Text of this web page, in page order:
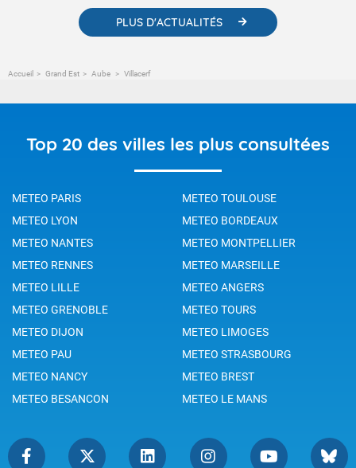
PLUS D'ACTUALITÉS
Accueil Grand Est Aube Villacerf
Top 20 des villes les plus consultées
METEO PARIS
METEO TOULOUSE
METEO LYON
METEO BORDEAUX
METEO NANTES
METEO MONTPELLIER
METEO RENNES
METEO MARSEILLE
METEO LILLE
METEO ANGERS
METEO GRENOBLE
METEO TOURS
METEO DIJON
METEO LIMOGES
METEO PAU
METEO STRASBOURG
METEO NANCY
METEO BREST
METEO BESANCON
METEO LE MANS